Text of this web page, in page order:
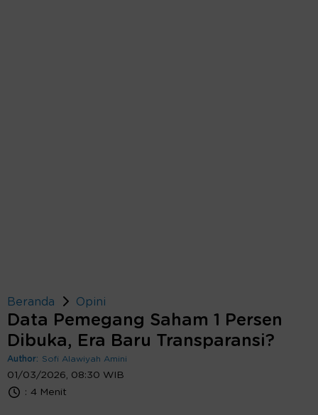
Beranda Opini
Data Pemegang Saham 1 Persen
Dibuka, Era Baru Transparansi?
Author: Sofi Alawiyah Amini
01/03/2026, 08:30 WIB
: 4 Menit